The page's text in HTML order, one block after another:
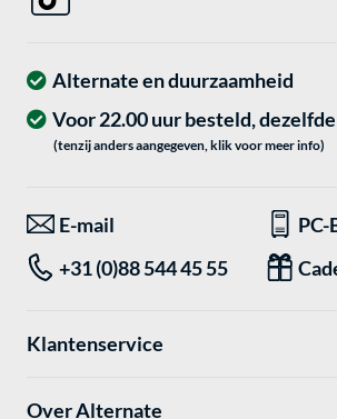
Alternate en duurzaamheid
Voor 22.00 uur besteld,
(tenzij anders aangegeven, klik voor meer info)
E-mail
+31 (0)88 544 45 55
Klantenservice
Over Alternate